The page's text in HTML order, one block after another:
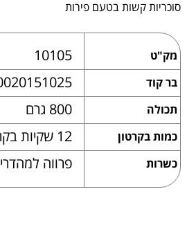
סוכריות קשות בטעם פירות
מק"ט 10105
בר קוד
תכולה 800 גרם
כמות בקרטון 12 שקיות בקרטון
כשרות פרווה